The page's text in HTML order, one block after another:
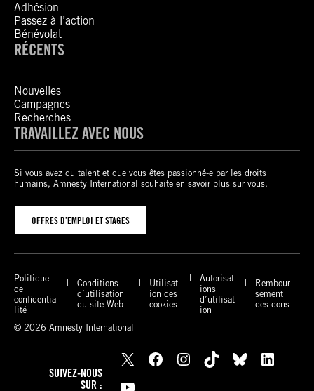
Adhésion
Passez à l’action
Bénévolat
RÉCENTS
Nouvelles
Campagnes
Recherches
TRAVAILLEZ AVEC NOUS
Si vous avez du talent et que vous êtes passionné-e par les droits
humains, Amnesty International souhaite en savoir plus sur vous.
OFFRES D’EMPLOI ET STAGES
Politique
de
confidentia
lité
Conditions
d’utilisation
du site Web
Utilisat
ion des
cookies
Autorisat
ions
d’utilisat
ion
Rembour
sement
des dons
© 2026 Amnesty International
SUIVEZ-NOUS
SUR :
X Facebook Instagram TikTok Bluesky
LinkedIn
YouTube